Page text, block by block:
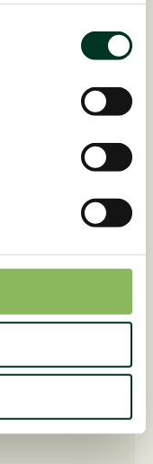
sporthästar
i
med